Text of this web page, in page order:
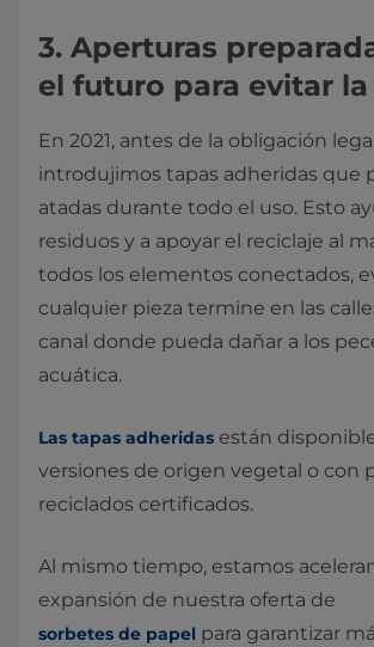
3. Aperturas
el futuro para evitar la
En 2021, antes de la obligación
introdujimos tapas adheridas que
atadas durante todo el uso. Esto
residuos y a apoyar el reciclaje al
todos los elementos conectados,
cualquier pieza termine en las
canal donde pueda dañar a los
acuática.
Las tapas adheridas están
versiones de origen vegetal o con
reciclados certificados.
Al mismo tiempo, estamos
expansión de nuestra oferta de
sorbetes de papel para garantizar